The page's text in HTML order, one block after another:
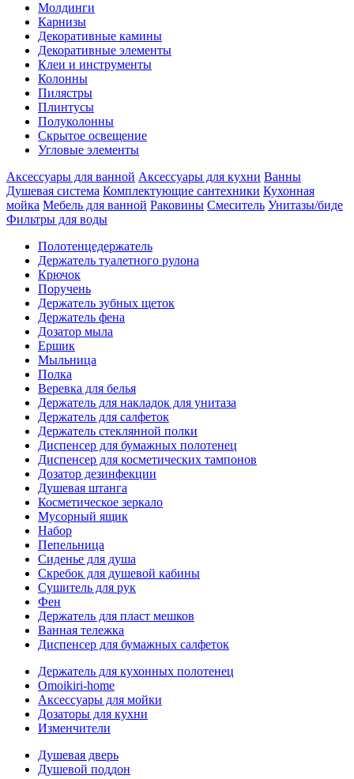
Молдинги
Карнизы
Декоративные камины
Декоративные элементы
Клеи и инструменты
Колонны
Пилястры
Плинтусы
Полуколонны
Скрытое освещение
Угловые элементы
Аксессуары для ванной Аксессуары для кухни Ванны
Душевая система Комплектующие сантехники Кухонная
мойка Мебель для ванной Раковины Смеситель Унитазы/биде
Фильтры для воды
Полотенцедержатель
Держатель туалетного рулона
Крючок
Поручень
Держатель зубных щеток
Держатель фена
Дозатор мыла
Eршик
Мыльница
Полка
Веревка для белья
Держатель для накладок для унитаза
Держатель для салфеток
Держатель стеклянной полки
Диспенсер для бумажных полотенец
Диспенсер для косметических тампонов
Дозатор дезинфекции
Душевая штанга
Косметическое зеркало
Мусорный ящик
Набор
Пепельница
Сиденье для душа
Скребок для душевой кабины
Сушитель для рук
Фен
Держатель для пласт мешков
Ванная тележка
Диспенсер для бумажных салфеток
Держатель для кухонных полотенец
Omoikiri-home
Аксессуары для мойки
Дозаторы для кухни
Изменчители
Душевая дверь
Душевой поддон